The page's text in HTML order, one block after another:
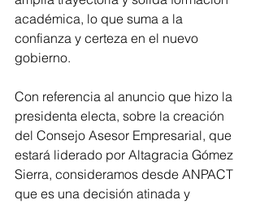
académica, lo que suma a la
confianza y certeza en el nuevo
gobierno.
Con referencia al anuncio que hizo la
presidenta electa, sobre la creación
del Consejo Asesor Empresarial, que
estará liderado por Altagracia Gómez
Sierra, consideramos desde ANPACT
que es una decisión atinada y